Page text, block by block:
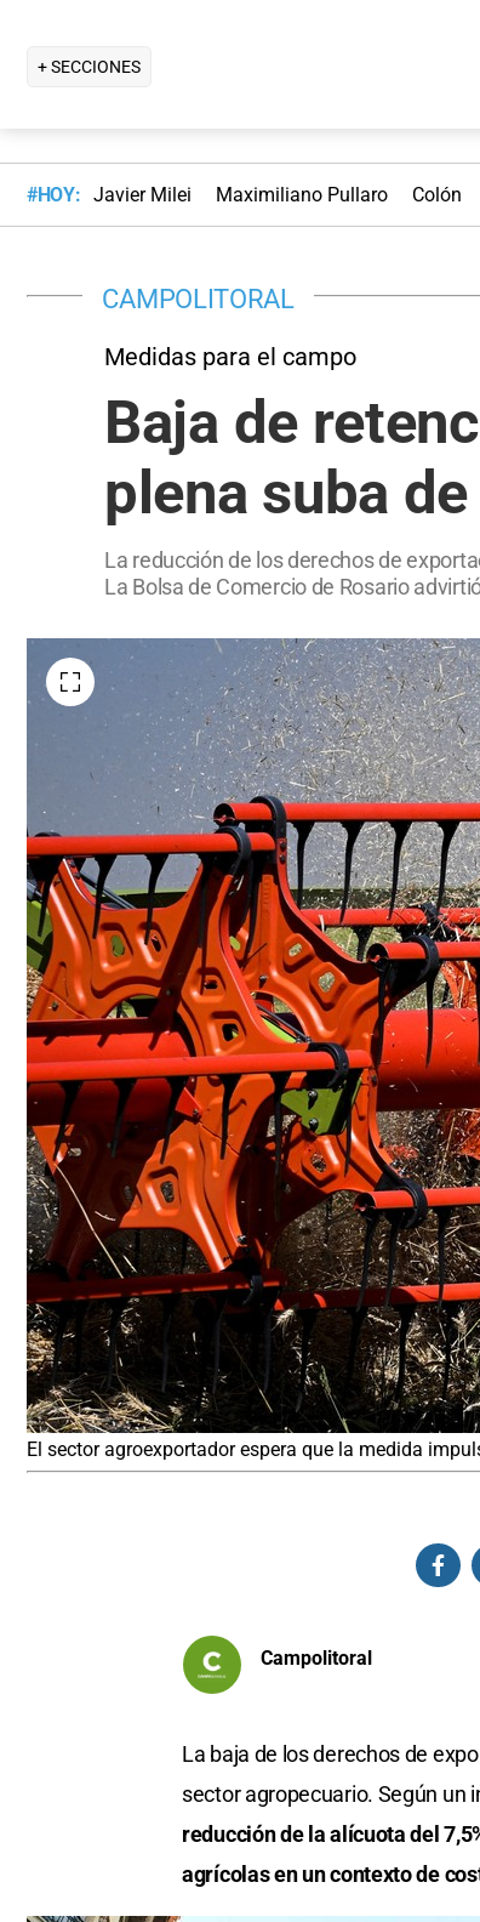
+ SECCIONES
#HOY: Javier Milei Maximiliano Pullaro Colón
CAMPOLITORAL
Medidas para el campo
Baja de
plena suba
La reducción de los derechos de
La Bolsa de Comercio de Rosario
El sector agroexportador espera que la medida
Campolitoral
La baja de los derechos de
sector agropecuario. Según un
reducción de la alícuota del
agrícolas en un contexto de